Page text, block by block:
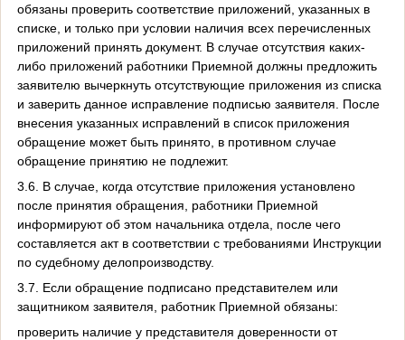
обязаны проверить соответствие приложений, указанных в
списке, и только при условии наличия всех перечисленных
приложений принять документ. В случае отсутствия каких-
либо приложений работники Приемной должны предложить
заявителю вычеркнуть отсутствующие приложения из списка
и заверить данное исправление подписью заявителя. После
внесения указанных исправлений в список приложения
обращение может быть принято, в противном случае
обращение принятию не подлежит.
3.6. В случае, когда отсутствие приложения установлено
после принятия обращения, работники Приемной
информируют об этом начальника отдела, после чего
составляется акт в соответствии с требованиями Инструкции
по судебному делопроизводству.
3.7. Если обращение подписано представителем или
защитником заявителя, работник Приемной обязаны:
проверить наличие у представителя доверенности от